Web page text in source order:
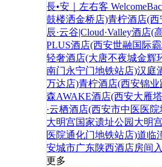
長•安｜左右客
鼓楼洒金桥店)青柠酒店(
辰·云谷|Cloud·Valley酒店(
PLUS酒店(西安世融国际
轻奢酒店(大唐不夜城金辉
南门永宁门地铁站店)汉庭
万达店)青柠酒店(西安锦
森AWAKE酒店(西安大雁
·云栖酒店(西安市中医医
大明宫国家遗址公园大明
医院通化门地铁站店)道临
安城市广东陕西酒店房间
更多